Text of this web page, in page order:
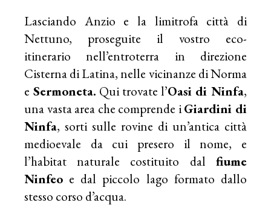
Lasciando Anzio e la limitrofa città di
Nettuno, proseguite il vostro eco-
itinerario nell’entroterra in direzione
Cisterna di Latina, nelle vicinanze di Norma
e Sermoneta. Qui trovate l’Oasi di Ninfa,
una vasta area che comprende iGiardini di
Ninfa, sorti sulle rovine di un’antica città
medioevale da cui presero il nome, e
l’habitat naturale costituito dal fiume
Ninfeo e dal piccolo lago formato dallo
stesso corso d’acqua.